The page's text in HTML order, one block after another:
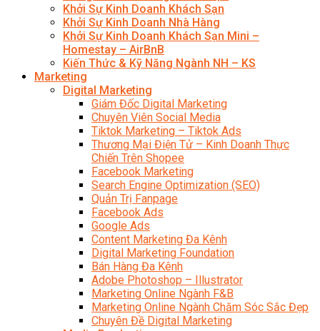
Khởi Sự Kinh Doanh Khách Sạn
Khởi Sự Kinh Doanh Nhà Hàng
Khởi Sự Kinh Doanh Khách Sạn Mini –
Homestay – AirBnB
Kiến Thức & Kỹ Năng Ngành NH – KS
Marketing
Digital Marketing
Giám Đốc Digital Marketing
Chuyên Viên Social Media
Tiktok Marketing – Tiktok Ads
Thương Mại Điện Tử – Kinh Doanh Thực
Chiến Trên Shopee
Facebook Marketing
Search Engine Optimization (SEO)
Quản Trị Fanpage
Facebook Ads
Google Ads
Content Marketing Đa Kênh
Digital Marketing Foundation
Bán Hàng Đa Kênh
Adobe Photoshop – Illustrator
Marketing Online Ngành F&B
Marketing Online Ngành Chăm Sóc Sắc Đẹp
Chuyên Đề Digital Marketing